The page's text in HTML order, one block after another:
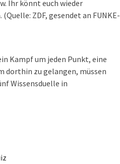
Ihr könnt euch wieder
ZDF, gesendet an FUNKE-
Kampf um jeden Punkt, eine
dorthin zu gelangen, müssen
Wissensduelle in